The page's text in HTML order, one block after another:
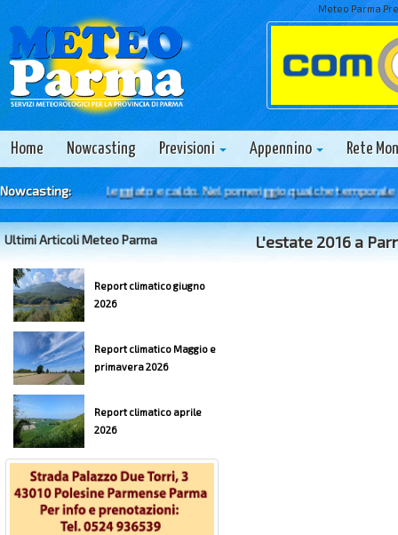
Meteo Parma
Home Nowcasting Previsioni Appennino Rete
Nowcasting:
9 Agosto - Soleggiato e caldo. Nel pomeriggio qualche temporale sul
Ultimi Articoli Meteo Parma
Report climatico giugno
2026
Report climatico Maggio e
primavera 2026
Report climatico aprile
2026
L'estate 2016 a